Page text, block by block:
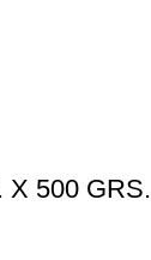
X 500 GRS.